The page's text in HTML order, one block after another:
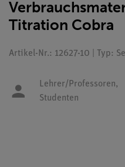
Titration Cobra
Artikel-Nr.: 12627-10 | Typ:
Lehrer/Professoren,
Studenten